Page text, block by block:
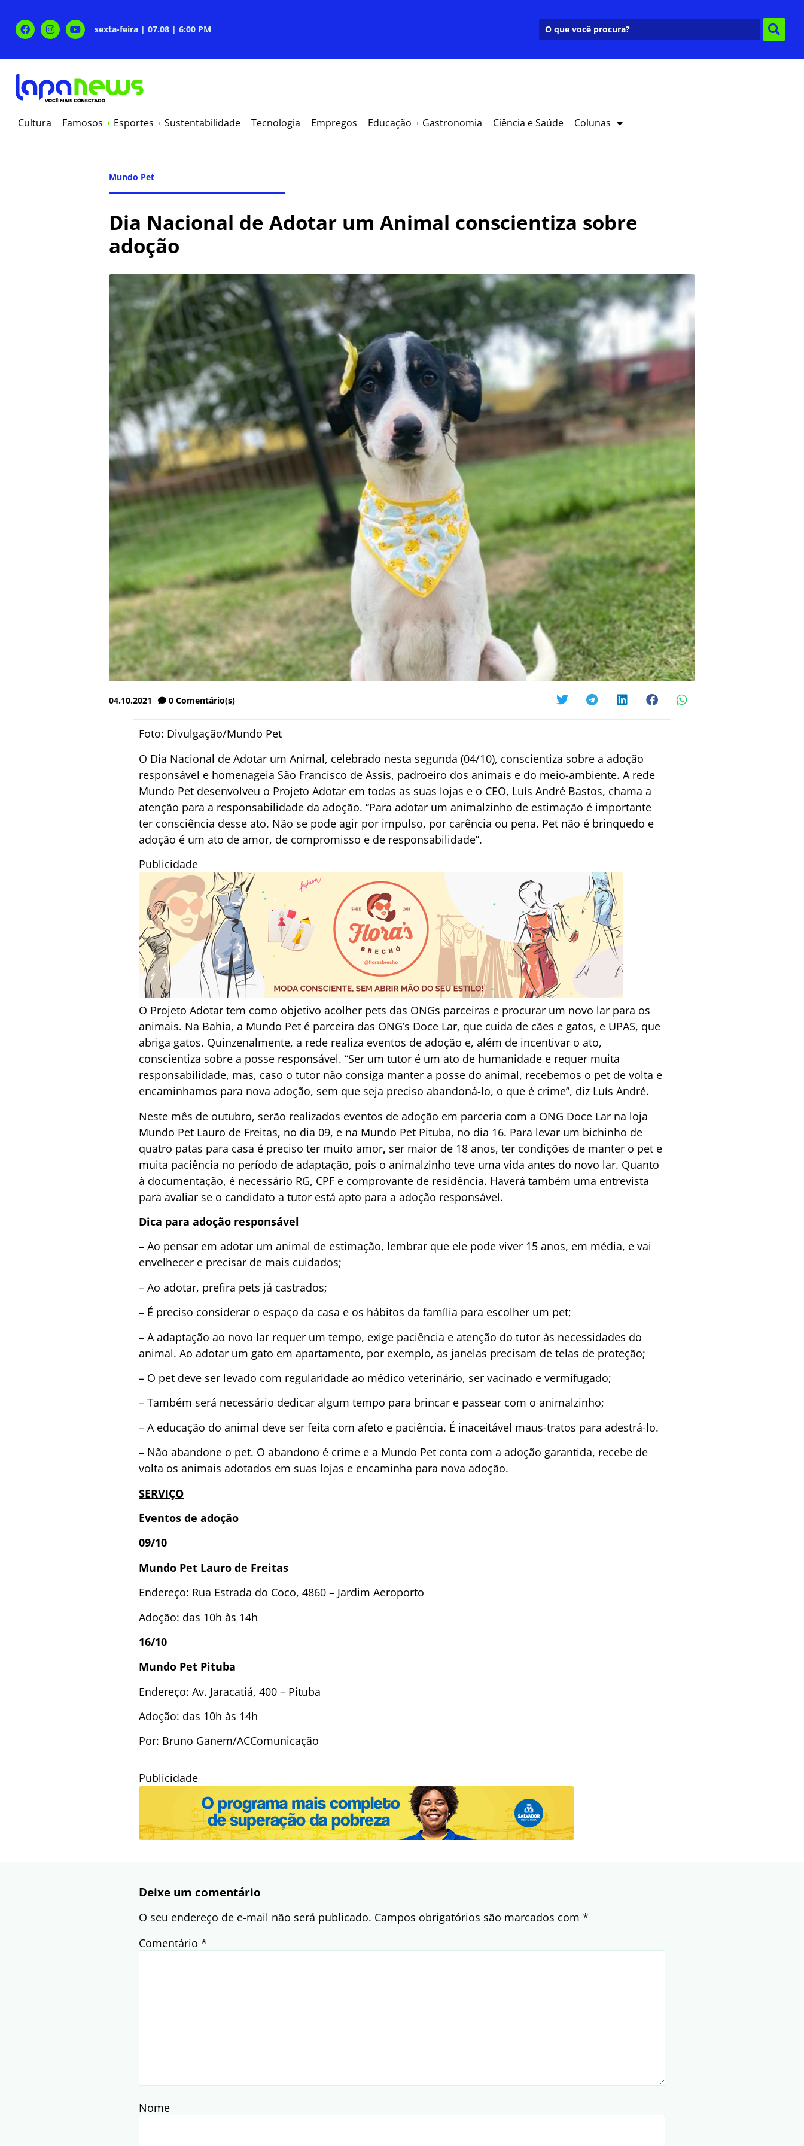
sexta-feira | 07.08 | 6:00 PM
Cultura Famosos Esportes Sustentabilidade Tecnologia Empregos Educação Gastronomia Ciência e Saúde Colunas
Mundo Pet
Dia Nacional de Adotar um Animal conscientiza sobre
adoção
04.10.2021 0 Comentário(s)
Foto: Divulgação/Mundo Pet
O Dia Nacional de Adotar um Animal, celebrado nesta segunda (04/10), conscientiza sobre a adoção
responsável e homenageia São Francisco de Assis, padroeiro dos animais e do meio-ambiente. A rede
Mundo Pet desenvolveu o Projeto Adotar em todas as suas lojas e o CEO, Luís André Bastos, chama a
atenção para a responsabilidade da adoção. “Para adotar um animalzinho de estimação é importante
ter consciência desse ato. Não se pode agir por impulso, por carência ou pena. Pet não é brinquedo e
adoção é um ato de amor, de compromisso e de responsabilidade”.
Publicidade
O Projeto Adotar tem como objetivo acolher pets das ONGs parceiras e procurar um novo lar para os
animais. Na Bahia, a Mundo Pet é parceira das ONG’s Doce Lar, que cuida de cães e gatos, e UPAS, que
abriga gatos. Quinzenalmente, a rede realiza eventos de adoção e, além de incentivar o ato,
conscientiza sobre a posse responsável. “Ser um tutor é um ato de humanidade e requer muita
responsabilidade, mas, caso o tutor não consiga manter a posse do animal, recebemos o pet de volta e
encaminhamos para nova adoção, sem que seja preciso abandoná-lo, o que é crime”, diz Luís André.
Neste mês de outubro, serão realizados eventos de adoção em parceria com a ONG Doce Lar na loja
Mundo Pet Lauro de Freitas, no dia 09, e na Mundo Pet Pituba, no dia 16. Para levar um bichinho de
quatro patas para casa é preciso ter muito amor, ser maior de 18 anos, ter condições de manter o pet e
muita paciência no período de adaptação, pois o animalzinho teve uma vida antes do novo lar. Quanto
à documentação, é necessário RG, CPF e comprovante de residência. Haverá também uma entrevista
para avaliar se o candidato a tutor está apto para a adoção responsável.
Dica para adoção responsável
– Ao pensar em adotar um animal de estimação, lembrar que ele pode viver 15 anos, em média, e vai
envelhecer e precisar de mais cuidados;
– Ao adotar, prefira pets já castrados;
– É preciso considerar o espaço da casa e os hábitos da família para escolher um pet;
– A adaptação ao novo lar requer um tempo, exige paciência e atenção do tutor às necessidades do
animal. Ao adotar um gato em apartamento, por exemplo, as janelas precisam de telas de proteção;
– O pet deve ser levado com regularidade ao médico veterinário, ser vacinado e vermifugado;
– Também será necessário dedicar algum tempo para brincar e passear com o animalzinho;
– A educação do animal deve ser feita com afeto e paciência. É inaceitável maus-tratos para adestrá-lo.
– Não abandone o pet. O abandono é crime e a Mundo Pet conta com a adoção garantida, recebe de
volta os animais adotados em suas lojas e encaminha para nova adoção.
SERVIÇO
Eventos de adoção
09/10
Mundo Pet Lauro de Freitas
Endereço: Rua Estrada do Coco, 4860 – Jardim Aeroporto
Adoção: das 10h às 14h
16/10
Mundo Pet Pituba
Endereço: Av. Jaracatiá, 400 – Pituba
Adoção: das 10h às 14h
Por: Bruno Ganem/ACComunicação
Publicidade
Deixe um comentário
O seu endereço de e-mail não será publicado. Campos obrigatórios são marcados com *
Comentário *
Nome